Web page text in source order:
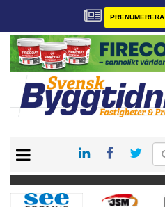
PRENUMERERA
PRENUMERERA